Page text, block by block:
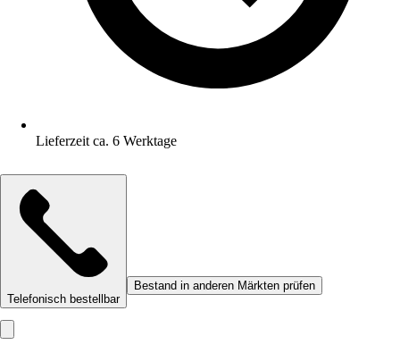
Lieferzeit ca. 6 Werktage
Telefonisch bestellbar
Bestand in anderen Märkten prüfen